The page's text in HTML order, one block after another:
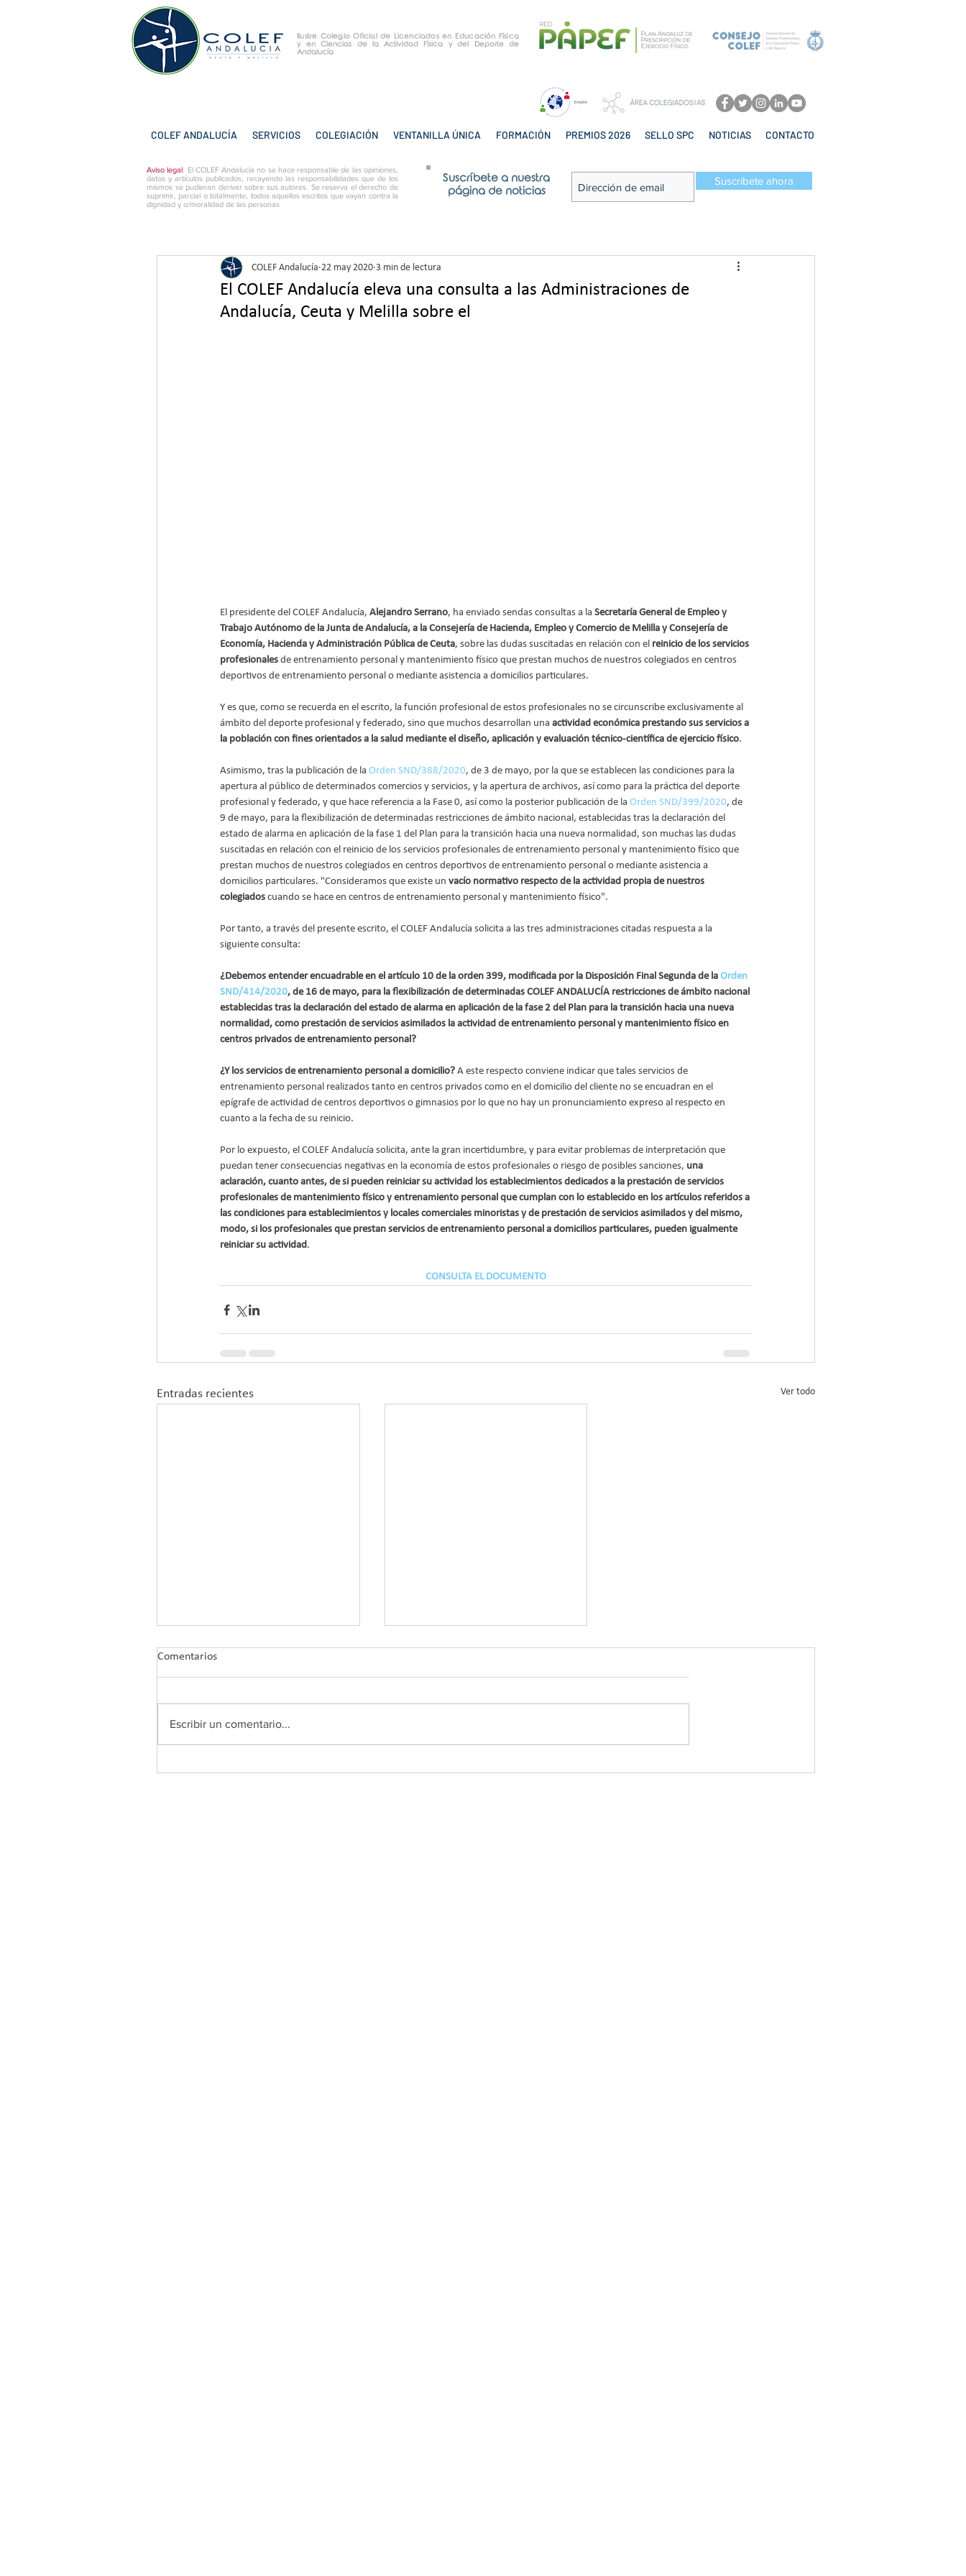
Ilustre Colegio Oficial de Licenciados en Educación Física
y en Ciencias de la Actividad Física y del Deporte de
Andalucía
COLEF ANDALUCÍA SERVICIOS COLEGIACIÓN VENTANILLA ÚNICA FORMACIÓN PREMIOS 2026 SELLO SPC NOTICIAS CONTACTO
Aviso legal: El COLEF Andalucía no se hace responsable de las opiniones,
datos y artículos publicados, recayendo las responsabilidades que de los
mismos se pudieran derivar sobre sus autores. Se reserva el derecho de
suprimir, parcial o totalmente, todos aquellos escritos que vayan contra la
dignidad y o/moralidad de las personas
Suscríbete a nuestra
página de noticias
Suscríbete ahora
El COLEF Andalucía eleva una consulta a las Administraciones de
Andalucía, Ceuta y Melilla sobre el
COLEF Andalucía 22 may 2020 3 min de lectura
El presidente del COLEF Andalucía, Alejandro Serrano, ha enviado sendas consultas a la Secretaría General de Empleo y
Trabajo Autónomo de la Junta de Andalucía, a la Consejería de Hacienda, Empleo y Comercio de Melilla y Consejería de
Economía, Hacienda y Administración Pública de Ceuta, sobre las dudas suscitadas en relación con el reinicio de los servicios
profesionales de entrenamiento personal y mantenimiento físico que prestan muchos de nuestros colegiados en centros
deportivos de entrenamiento personal o mediante asistencia a domicilios particulares.
Y es que, como se recuerda en el escrito, la función profesional de estos profesionales no se circunscribe exclusivamente al
ámbito del deporte profesional y federado, sino que muchos desarrollan una actividad económica prestando sus servicios a
la población con fines orientados a la salud mediante el diseño, aplicación y evaluación técnico-científica de ejercicio físico.
Asimismo, tras la publicación de la Orden SND/388/2020, de 3 de mayo, por la que se establecen las condiciones para la
apertura al público de determinados comercios y servicios, y la apertura de archivos, así como para la práctica del deporte
profesional y federado, y que hace referencia a la Fase 0, así como la posterior publicación de la Orden SND/399/2020, de
9 de mayo, para la flexibilización de determinadas restricciones de ámbito nacional, establecidas tras la declaración del
estado de alarma en aplicación de la fase 1 del Plan para la transición hacia una nueva normalidad, son muchas las dudas
suscitadas en relación con el reinicio de los servicios profesionales de entrenamiento personal y mantenimiento físico que
prestan muchos de nuestros colegiados en centros deportivos de entrenamiento personal o mediante asistencia a
domicilios particulares. "Consideramos que existe un vacío normativo respecto de la actividad propia de nuestros
colegiados cuando se hace en centros de entrenamiento personal y mantenimiento físico".
Por tanto, a través del presente escrito, el COLEF Andalucía solicita a las tres administraciones citadas respuesta a la
siguiente consulta:
¿Debemos entender encuadrable en el artículo 10 de la orden 399, modificada por la Disposición Final Segunda de la Orden
SND/414/2020, de 16 de mayo, para la flexibilización de determinadas COLEF ANDALUCÍA restricciones de ámbito nacional
establecidas tras la declaración del estado de alarma en aplicación de la fase 2 del Plan para la transición hacia una nueva
normalidad, como prestación de servicios asimilados la actividad de entrenamiento personal y mantenimiento físico en
centros privados de entrenamiento personal?
¿Y los servicios de entrenamiento personal a domicilio? A este respecto conviene indicar que tales servicios de
entrenamiento personal realizados tanto en centros privados como en el domicilio del cliente no se encuadran en el
epígrafe de actividad de centros deportivos o gimnasios por lo que no hay un pronunciamiento expreso al respecto en
cuanto a la fecha de su reinicio.
Por lo expuesto, el COLEF Andalucía solicita, ante la gran incertidumbre, y para evitar problemas de interpretación que
puedan tener consecuencias negativas en la economía de estos profesionales o riesgo de posibles sanciones, una
aclaración, cuanto antes, de si pueden reiniciar su actividad los establecimientos dedicados a la prestación de servicios
profesionales de mantenimiento físico y entrenamiento personal que cumplan con lo establecido en los artículos referidos a
las condiciones para establecimientos y locales comerciales minoristas y de prestación de servicios asimilados y del mismo,
modo, si los profesionales que prestan servicios de entrenamiento personal a domicilios particulares, pueden igualmente
reiniciar su actividad.
CONSULTA EL DOCUMENTO
Entradas recientes Ver todo
Comentarios
Escribir un comentario...